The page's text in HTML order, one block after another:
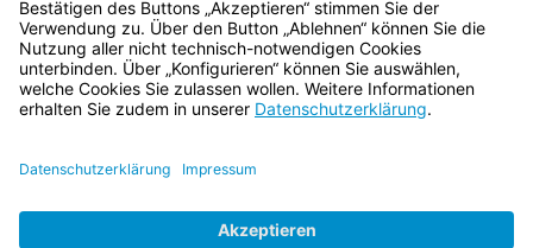
Bayern.de
BayernPortal
Impressum